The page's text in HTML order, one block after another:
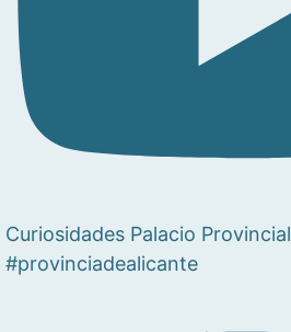
Curiosidades Palacio Provincial
#provinciadealicante